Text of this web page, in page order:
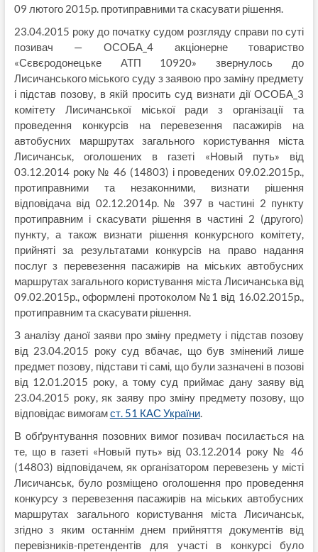
09 лютого 2015р. протиправними та скасувати рішення.
23.04.2015 року до початку судом розгляду справи по суті
позивач — ОСОБА_4 акціонерне товариство
«Сєвєродонецьке АТП 10920» звернулось до
Лисичанського міського суду з заявою про заміну предмету
і підстав позову, в якій просить суд визнати дії ОСОБА_3
комітету Лисичанської міської ради з організації та
проведення конкурсів на перевезення пасажирів на
автобусних маршрутах загального користування міста
Лисичанськ, оголошених в газеті «Новый путь» від
03.12.2014 року № 46 (14803) і проведених 09.02.2015р.,
протиправними та незаконними, визнати рішення
відповідача від 02.12.2014р. № 397 в частині 2 пункту
протиправним і скасувати рішення в частині 2 (другого)
пункту, а також визнати рішення конкурсного комітету,
прийняті за результатами конкурсів на право надання
послуг з перевезення пасажирів на міських автобусних
маршрутах загального користування міста Лисичанська від
09.02.2015р., оформлені протоколом №1 від 16.02.2015р.,
протиправним та скасувати рішення.
З аналізу даної заяви про зміну предмету і підстав позову
від 23.04.2015 року суд вбачає, що був змінений лише
предмет позову, підстави ті самі, що були зазначені в позові
від 12.01.2015 року, а тому суд приймає дану заяву від
23.04.2015 року, як заяву про зміну предмету позову, що
відповідає вимогамст. 51 КАС України.
В обґрунтування позовних вимог позивач посилається на
те, що в газеті «Новый путь» від 03.12.2014 року № 46
(14803) відповідачем, як організатором перевезень у місті
Лисичанськ, було розміщено оголошення про проведення
конкурсу з перевезення пасажирів на міських автобусних
маршрутах загального користування міста Лисичанськ,
згідно з яким останнім днем прийняття документів від
перевізників-претендентів для участі в конкурсі було